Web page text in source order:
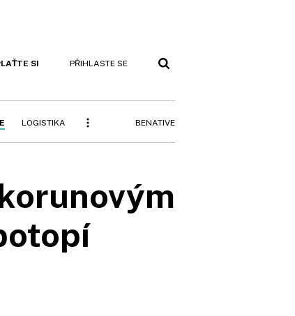
SI PŘIHLASTE SE
LOGISTIKA BENATIVE